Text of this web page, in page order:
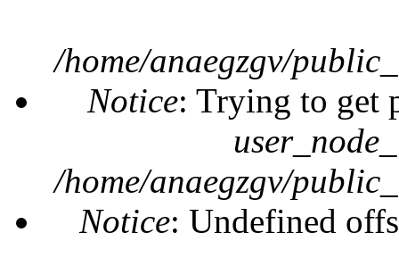
/home/anaegzgv/
Notice: Trying to get
/home/anaegzgv/
Notice: Undefined